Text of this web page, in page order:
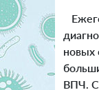
новых
ВПЧ.